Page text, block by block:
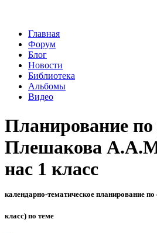
Главная
Форум
Блог
Новости
Библиотека
Альбомы
Видео
Планирование по
Плешакова
нас 1 класс
календарно-тематическое планирование
класс) по теме